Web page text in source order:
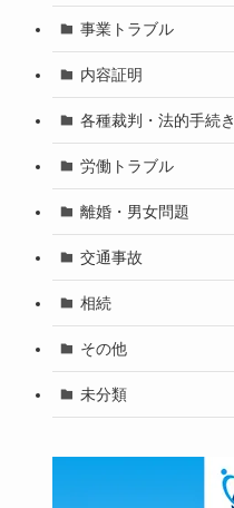
事業トラブル
内容証明
各種裁判・法的手続き
労働トラブル
離婚・男女問題
交通事故
相続
その他
未分類